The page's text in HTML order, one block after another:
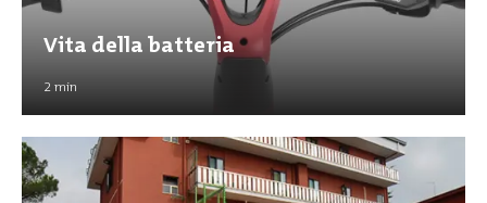
Vita della batteria
2min